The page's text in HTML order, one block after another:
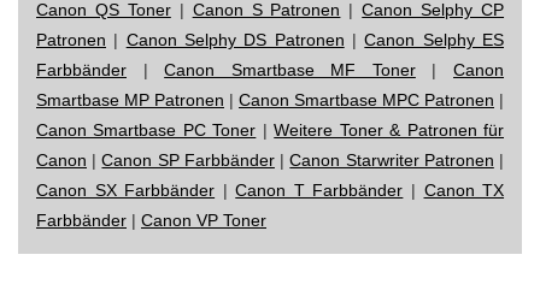
Canon QS Toner| Canon S Patronen |Canon Selphy CP
Patronen | Canon Selphy DS Patronen |Canon Selphy ES
Farbbänder |Canon Smartbase MF Toner|Canon
Smartbase MP Patronen | Canon Smartbase MPC Patronen |
Canon Smartbase PC Toner |Weitere Toner & Patronen für
Canon |Canon SP Farbbänder|Canon Starwriter Patronen |
Canon SX Farbbänder |Canon T Farbbänder | Canon TX
Farbbänder | Canon VP Toner